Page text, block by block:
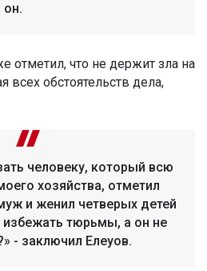
он.
отметил, что не держит зла на
всех обстоятельств дела,
человеку, который всю
хозяйства, отметил
и женил четверых детей
избежать тюрьмы, а он не
- заключил Елеуов.